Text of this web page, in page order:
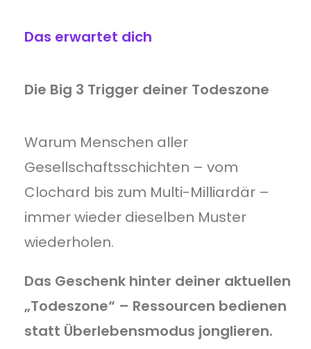
Das erwartet dich
Die Big 3 Trigger deiner Todeszone
Warum Menschen aller
Gesellschaftsschichten – vom
Clochard bis zum Multi-Milliardär –
immer wieder dieselben Muster
wiederholen.
Das Geschenk hinter deiner aktuellen
„Todeszone“ – Ressourcen bedienen
statt Überlebensmodus jonglieren.